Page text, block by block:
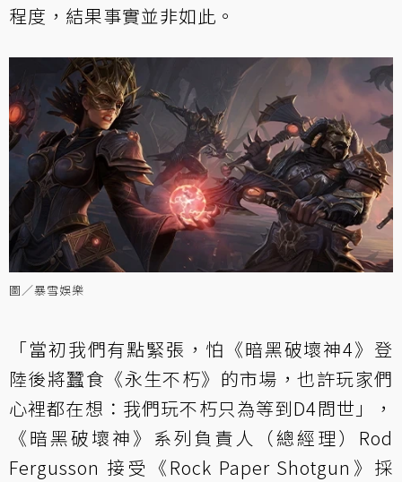
程度，結果事實並非如此。
圖／暴雪娛樂
「當初我們有點緊張，怕《暗黑破壞神4》登
陸後將蠶食《永生不朽》的市場，也許玩家們
心裡都在想：我們玩不朽只為等到D4問世」，
《暗黑破壞神》系列負責人（總經理）Rod
Fergusson 接受《Rock Paper Shotgun》採